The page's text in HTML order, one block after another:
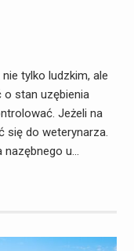
tylko ludzkim, ale
o stan uzębienia
Jeżeli na
się do weterynarza.
nazębnego u…